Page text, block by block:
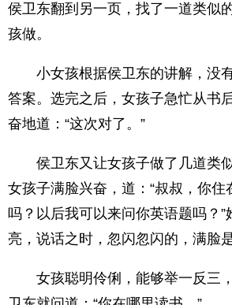
侯卫东翻到另一页，找了一道类似
孩做。
小女孩根据侯卫东的讲解，没
答案。选完之后，女孩子急忙从书
奋地道：“这次对了。”
侯卫东又让女孩子做了几道类似
女孩子满脸兴奋，道：“叔叔，你住
吗？以后我可以来问你英语题吗？”
亮，说话之时，忽闪忽闪的，满脸
女孩聪明伶俐，能够举一反三